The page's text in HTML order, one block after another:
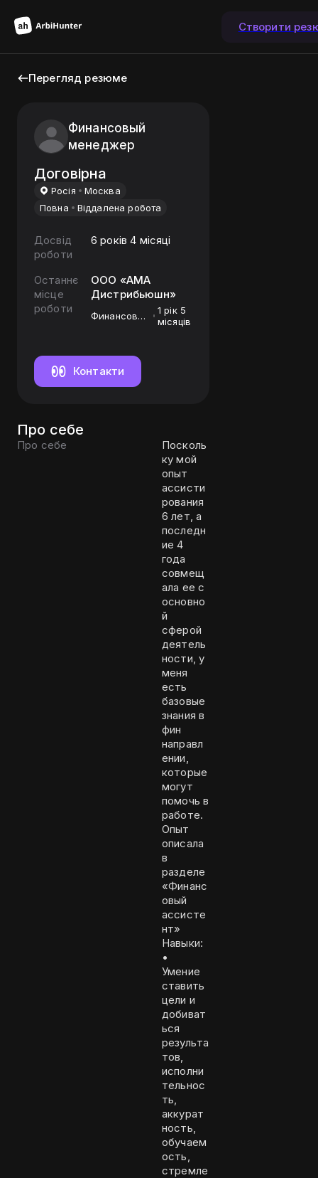
Створити
Перегляд резюме
Финансовый
менеджер
Договірна
Росiя
Москва
Повна
Віддалена робота
Досвід
роботи
6 років 4 місяці
Останнє
місце
роботи
ООО «АМА
Дистрибьюшн»
Финансовый
1 рік 5
місяців
Контакти
Про себе
Про себе
Посколь
ку мой
опыт
ассисти
рования
6 лет, а
последн
ие 4
года
совмещ
ала ее с
основно
й
сферой
деятель
ности, у
меня
есть
базовые
знания в
фин
направл
ении,
которые
могут
помочь в
работе.
Опыт
описала
в
разделе
«Финанс
овый
ассисте
нт»
Навыки:
•
Умение
ставить
цели и
добиват
ься
результа
тов,
исполни
тельнос
ть,
аккурат
ность,
обучаем
ость,
стремле